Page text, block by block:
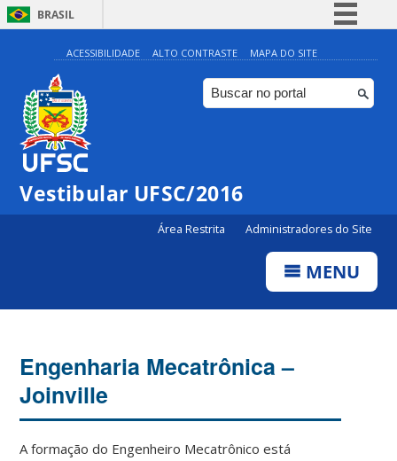
BRASIL
Simplifique!
Comunica BR
Participe
ACESSIBILIDADE ALTO CONTRASTE MAPA DO SITE
Vestibular UFSC/2016
Área Restrita Administradores do Site
MENU
Engenharia Mecatrônica –
Joinville
A formação do Engenheiro Mecatrônico está